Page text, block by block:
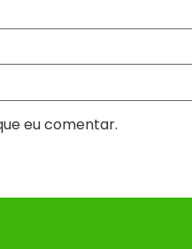
eu comentar.